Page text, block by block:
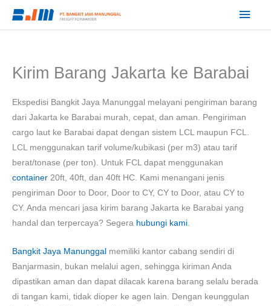
Lewati
Kirim Barang Jakarta ke Barabai
Ekspedisi Bangkit Jaya Manunggal melayani pengiriman barang
dari Jakarta ke Barabai murah, cepat, dan aman. Pengiriman
cargo laut ke Barabai dapat dengan sistem LCL maupun FCL.
LCL menggunakan tarif volume/kubikasi (per m3) atau tarif
berat/tonase (per ton). Untuk FCL dapat menggunakan
container 20ft, 40ft, dan 40ft HC. Kami menangani jenis
pengiriman Door to Door, Door to CY, CY to Door, atau CY to
CY. Anda mencari jasa kirim barang Jakarta ke Barabai yang
handal dan terpercaya? Segera hubungi kami.
Bangkit Jaya Manunggal memiliki kantor cabang sendiri di
Banjarmasin, bukan melalui agen, sehingga kiriman Anda
dipastikan aman dan dapat dilacak karena barang selalu berada
di tangan kami, tidak dioper ke agen lain. Dengan keunggulan